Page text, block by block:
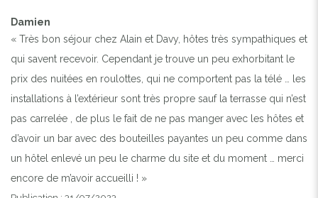
Damien
« Très bon séjour chez Alain et Davy, hôtes très sympathiques et
qui savent recevoir. Cependant je trouve un peu exhorbitant le
prix des nuitées en roulottes, qui ne comportent pas la télé … les
installations à l’extérieur sont très propre sauf la terrasse qui n’est
pas carrelée , de plus le fait de ne pas manger avec les hôtes et
d’avoir un bar avec des bouteilles payantes un peu comme dans
un hôtel enlevé un peu le charme du site et du moment … merci
encore de m’avoir accueilli ! »